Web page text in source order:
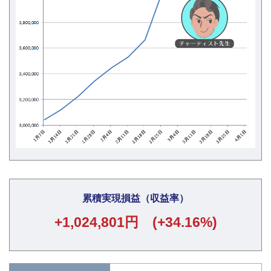
累積実現損益（収益率）
+1,024,801円 (+34.16%)